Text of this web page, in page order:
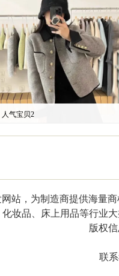
人气宝贝2
站，为制造商提供海量
化妆品、床上用品等行业
版权信
联